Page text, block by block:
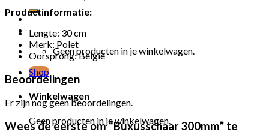
Geen producten in je winkelwagen.
Shop
Winkelwagen
Geen producten in je winkelwagen.
Productinformatie:
Lengte: 30 cm
Merk: Polet
Oorsprong: België
Beoordelingen
Er zijn nog geen beoordelingen.
Wees de eerste om “Buxusschaar 300mm” te